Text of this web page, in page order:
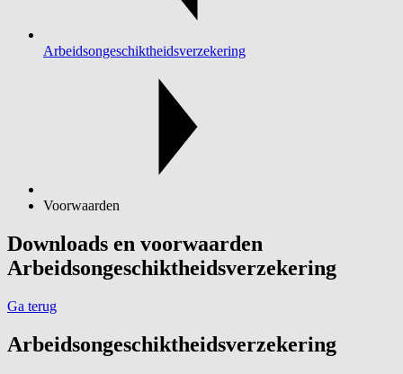
Arbeidsongeschiktheidsverzekering
Voorwaarden
Downloads en voorwaarden
Arbeidsongeschiktheidsverzekering
Ga terug
Arbeidsongeschiktheidsverzekering